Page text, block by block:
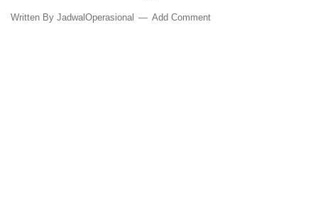
Written By JadwalOperasional Add Comment